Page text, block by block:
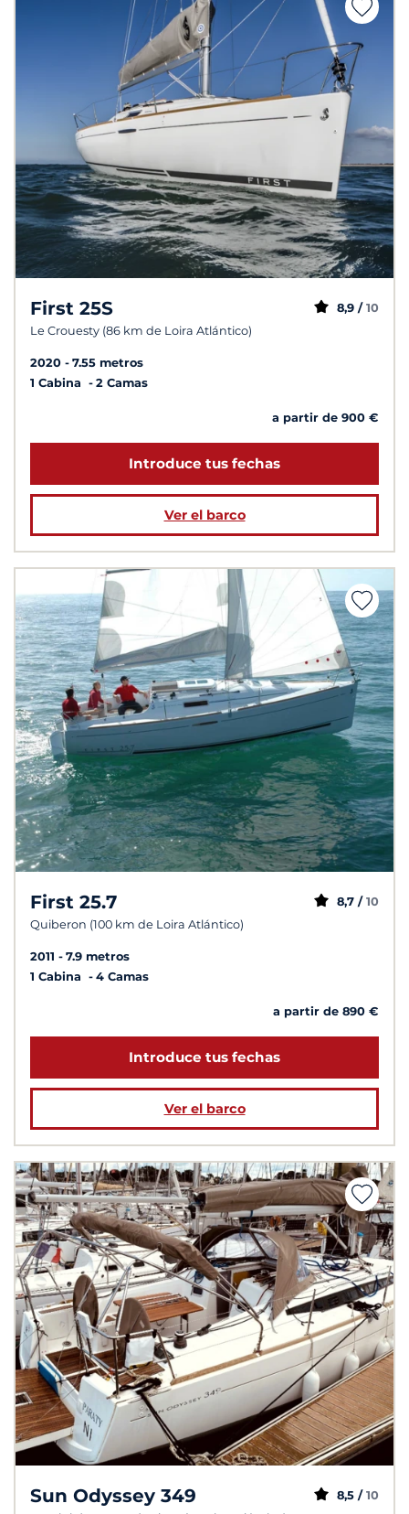
First 25S
Le Crouesty (86 km de Loira Atlántico)
8,9 / 10
2020
7.55 metros
1 Cabina
2 Camas
a partir de 900 €
Introduce tus fechas
Ver el barco
First 25.7
Quiberon (100 km de Loira Atlántico)
8,7 / 10
2011
7.9 metros
1 Cabina
4 Camas
a partir de 890 €
Introduce tus fechas
Ver el barco
Sun Odyssey 349 8,5 / 10